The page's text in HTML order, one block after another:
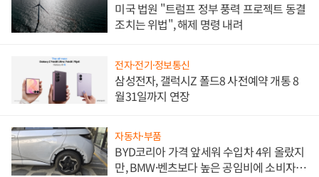
미국 법원 "트럼프 정부 풍력 프로젝트 동결
조치는 위법", 해제 명령 내려
전자·전기·정보통신
삼성전자, 갤럭시Z 폴드8 사전예약 개통 8
월31일까지 연장
자동차·부품
BYD코리아 가격 앞세워 수입차 4위 올랐지
만, BMW·벤츠보다 높은 공임비에 소비자